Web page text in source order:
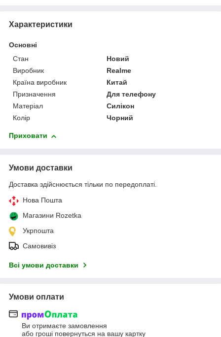
Характеристики
Основні
Стан
Новий
Виробник
Realme
Країна виробник
Китай
Призначення
Для телефону
Матеріал
Силікон
Колір
Чорний
Приховати
Умови доставки
Доставка здійснюється тільки по передоплаті.
Нова Пошта
Магазини Rozetka
Укрпошта
Самовивіз
Всі умови доставки
Умови оплати
Ви отримаєте замовлення
або гроші повернуться на вашу картку